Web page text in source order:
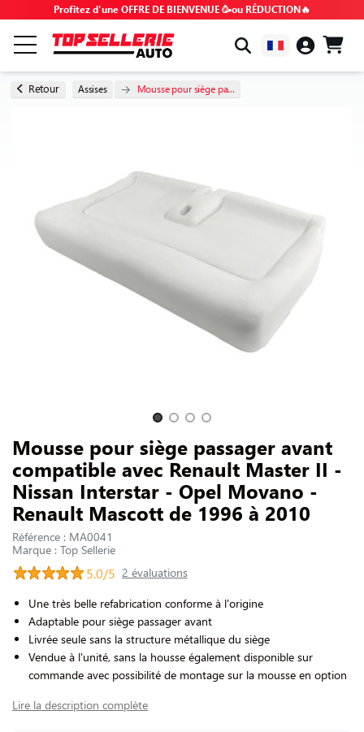
Profitez d'une OFFRE DE BIENVENUE 🥳ou RÉDUCTION🔥
PAR MARQUE & MODÈLE
CODES PROMO
CONSEILS & TUTOS
Retour Assises Mousse pour siège pa...
Mousse pour siège passager avant
compatible avec Renault Master II -
Nissan Interstar - Opel Movano -
Renault Mascott de 1996 à 2010
Référence : MA0041
Marque : Top Sellerie
5.0/5 2 évaluations
Une très belle refabrication conforme à l'origine
Adaptable pour siège passager avant
Livrée seule sans la structure métallique du siège
Vendue à l'unité, sans la housse également disponible sur
commande avec possibilité de montage sur la mousse en option
Lire la description complète